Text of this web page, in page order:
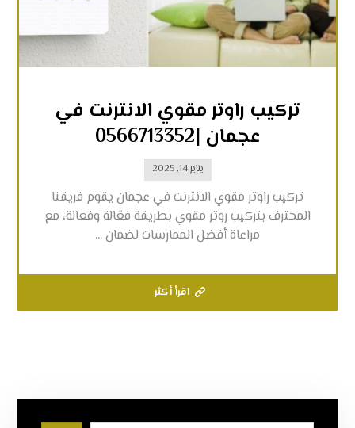
تركيب راوتر مقوي الانترنت في
عجمان |0566713352
يناير 14, 2025
تركيب راوتر مقوي الانترنت في عجمان يقوم فريقنا
المحترف بتركيب روتر مقوي بطريقة فعّالة وفعالة، مع
مراعاة أفضل الممارسات لضمان ...
اقرأ أكثر